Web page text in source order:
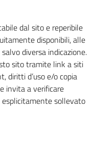
dal sito e reperibile
disponibili, alle
diversa indicazione.
sito tramite link a siti
diritti d’uso e/o copia
invita a verificare
sollevato